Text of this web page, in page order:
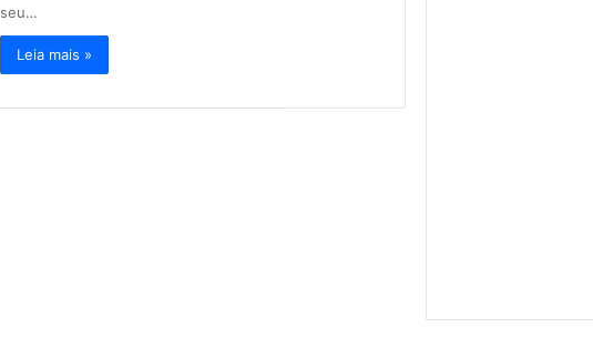
seu…
Leia mais »
Audisat C1